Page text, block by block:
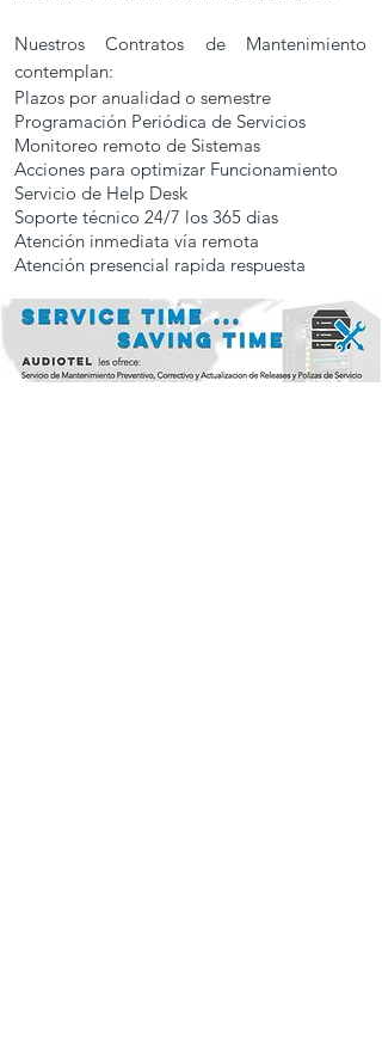
Nuestros Contratos de Mantenimiento
contemplan:
Plazos por anualidad o semestre
Programación Periódica de Servicios
Monitoreo remoto de Sistemas
Acciones para optimizar Funcionamiento
Servicio de Help Desk
Soporte técnico 24/7 los 365 dias
Atención inmediata vía remota
Atención presencial rapida respuesta